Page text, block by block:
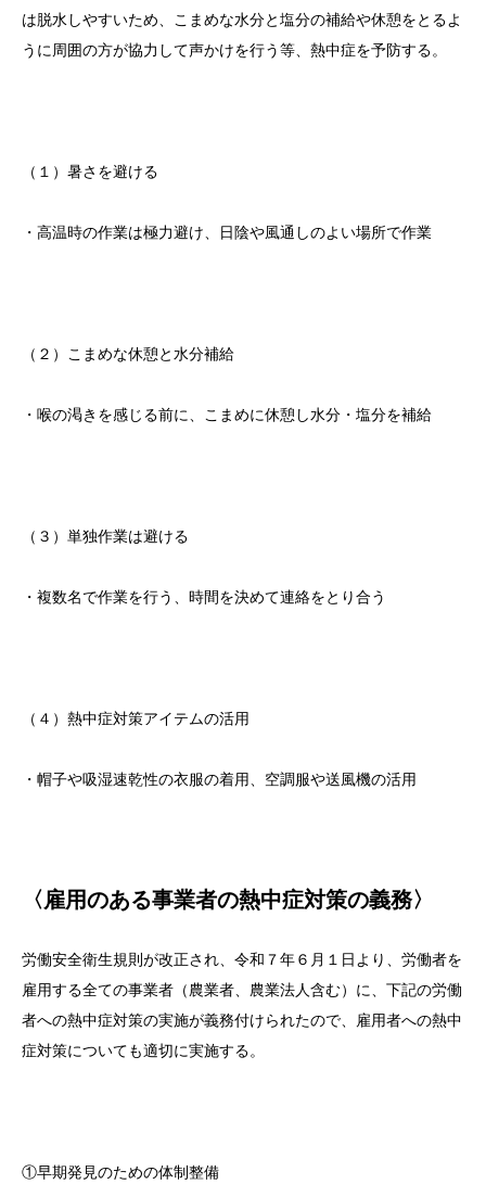
は脱水しやすいため、こまめな水分と塩分の補給や休憩をとるよ
うに周囲の方が協力して声かけを行う等、熱中症を予防する。
（１）暑さを避ける
・高温時の作業は極力避け、日陰や風通しのよい場所で作業
（２）こまめな休憩と水分補給
・喉の渇きを感じる前に、こまめに休憩し水分・塩分を補給
（３）単独作業は避ける
・複数名で作業を行う、時間を決めて連絡をとり合う
（４）熱中症対策アイテムの活用
・帽子や吸湿速乾性の衣服の着用、空調服や送風機の活用
〈雇用のある事業者の熱中症対策の義務〉
労働安全衛生規則が改正され、令和７年６月１日より、労働者を
雇用する全ての事業者（農業者、農業法人含む）に、下記の労働
者への熱中症対策の実施が義務付けられたので、雇用者への熱中
症対策についても適切に実施する。
①早期発見のための体制整備